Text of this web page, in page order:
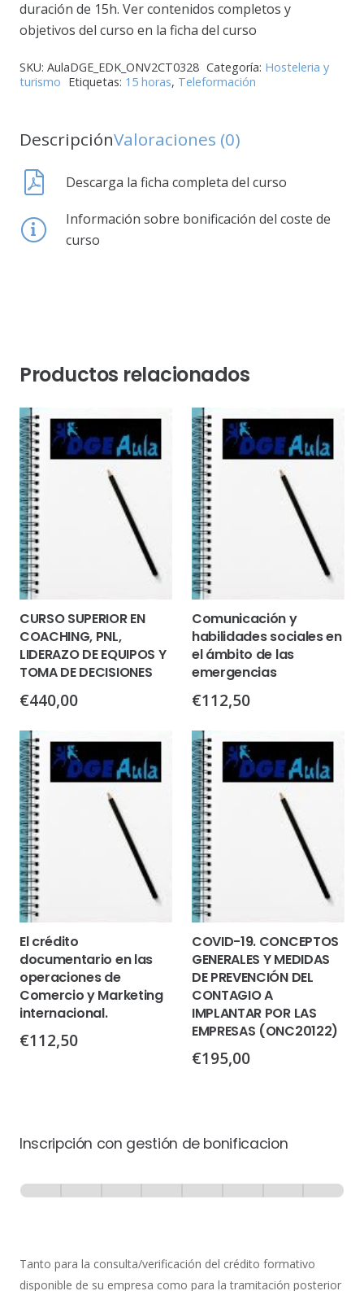
duración de 15h. Ver contenidos completos y
objetivos del curso en la ficha del curso
SKU: AulaDGE_EDK_ONV2CT0328 Categoría: Hosteleria y
turismo Etiquetas: 15 horas, Teleformación
DescripciónValoraciones (0)
Descarga la ficha completa del curso
Información sobre bonificación del coste de
curso
Productos relacionados
CURSO SUPERIOR EN
COACHING, PNL,
LIDERAZO DE EQUIPOS Y
TOMA DE DECISIONES
€440,00
Comunicación y
habilidades sociales en
el ámbito de las
emergencias
€112,50
El crédito
documentario en las
operaciones de
Comercio y Marketing
internacional.
€112,50
COVID-19. CONCEPTOS
GENERALES Y MEDIDAS
DE PREVENCIÓN DEL
CONTAGIO A
IMPLANTAR POR LAS
EMPRESAS (ONC20122)
€195,00
Inscripción con gestión de bonificacion
-
de
Bonificación
Tanto para la consulta/verificación del crédito formativo
disponible de su empresa como para la tramitación posterior